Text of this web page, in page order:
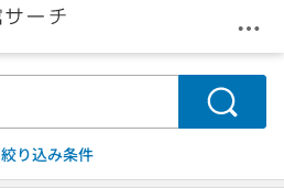
メ
検索
絞り込み条件